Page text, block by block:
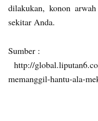
dilakukan, konon
sekitar Anda.
Sumber :
http://
memanggil-hantu-ala-